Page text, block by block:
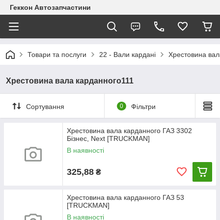
Геккон Автозапчастини
Товари та послуги 22 - Вали кардані Хрестовина
Хрестовина вала карданного111
Сортування 0 Фільтри
Хрестовина вала карданного ГАЗ 3302
Бізнес, Next [TRUCKMAN]
В наявності
325,88 ₴
Хрестовина вала карданного ГАЗ 53
[TRUCKMAN]
В наявності